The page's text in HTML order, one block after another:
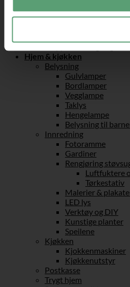
Hagebenker
Trappestoler og stiger
Hjem & kjøkken
Belysning
Gulvlamper
Bordlamper
Vegglampe
Taklys
Hengelampe
Belysning til
Innredning
Fotoramme
Gardiner
Rengjøring
Luftfuktere
Tørkestativ
Malerier &
LED lys
Verktøy og DIY
Kunstige planter
Speilene
Kjøkken
Kjokkenmaskiner
Kjøkkenutstyr
Postkasse
Trygt hjem